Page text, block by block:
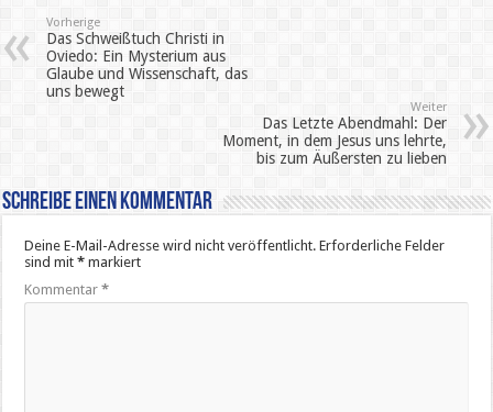
Vorherige
Das Schweißtuch Christi in
Oviedo: Ein Mysterium aus
Glaube und Wissenschaft, das
uns bewegt
Weiter
Das Letzte Abendmahl: Der
Moment, in dem Jesus uns lehrte,
bis zum Äußersten zu lieben
Schreibe einen Kommentar
Deine E-Mail-Adresse wird nicht veröffentlicht. Erforderliche Felder
sind mit* markiert
Kommentar*